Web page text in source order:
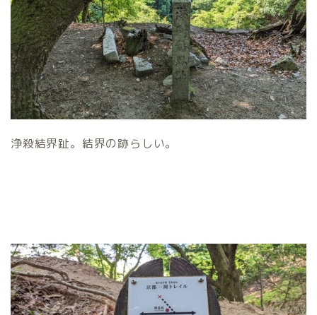
浄殺結界趾。結界の跡らしい。